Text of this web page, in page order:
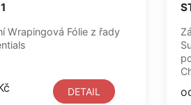
Wrapingová Fólie z řady
DETAIL